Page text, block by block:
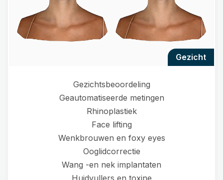
gezicht
Gezichtsbeoordeling
Geautomatiseerde metingen
Rhinoplastiek
Face lifting
Wenkbrouwen en foxy eyes
Ooglidcorrectie
Wang -en nek implantaten
Huidvullers en toxine